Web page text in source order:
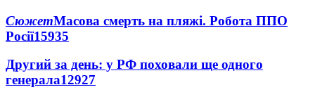
СюжетМасова смерть на пляжі. Робота ППО
Росії15935
Другий за день: у РФ поховали ще одного
генерала12927